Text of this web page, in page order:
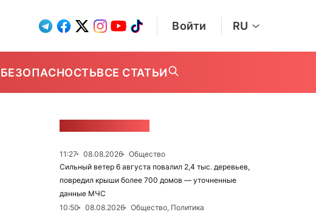
Войти RU
БЕЗОПАСНОСТЬВСЕ СТАТЬИ
11:27 08.08.2026
Общество
Сильный ветер 6 августа повалил 2,4 тыс. деревьев,
повредил крыши более 700 домов — уточненные
данные МЧС
10:50
08.08.2026
Общество, Политика